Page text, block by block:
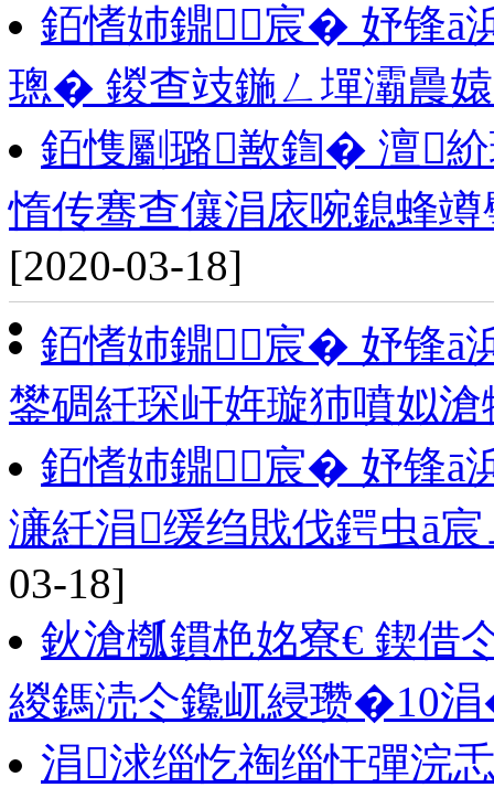
銆愭姉鐤宸� 妤锋ā
璁� 鍐查攱鍦ㄥ墠灞曟
銆愯劚璐敾鍧� 澶
惰传骞查儴涓庡啘鎴蜂
[2020-03-18]
銆愭姉鐤宸� 妤锋ā
鐢碉紝琛屽姩璇犻噴姒
銆愭姉鐤宸� 妤锋ā
濓紝涓缓绉戝伐鍔虫ā
03-18]
鈥滄槬鏆栬姳寮€ 鍥借
緵鎷涜仒鑱屼綅瓒�10
涓浗缁忔祹缁忓彈浣